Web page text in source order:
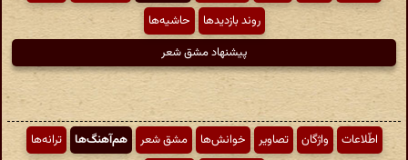
روند بازدیدها
حاشیه‌ها
پیشنهاد مشق شعر
اطّلاعات واژگان تصاویر خوانش‌ها مشق شعر هم‌آهنگ‌ها
ترانه‌ها